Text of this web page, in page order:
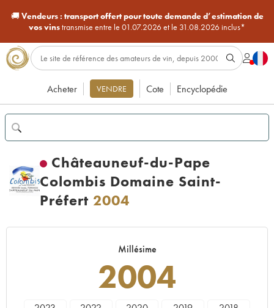
🚚Vendeurs : transport offert pour toute demande d’estimation de
vos vinstransmise entre le 01.07.2026 et le 31.08.2026 inclus*
Acheter VENDRE Cote Encyclopédie
Châteauneuf-du-Pape
Colombis Domaine Saint-
Préfert 2004
Millésime
2004